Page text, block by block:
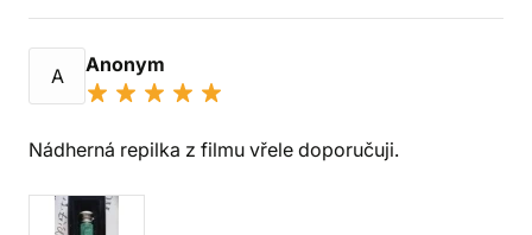
A Anonym
Nádherná repilka z filmu vřele doporučuji.